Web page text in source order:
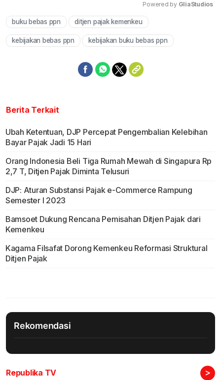
Powered by GliaStudios
buku bebas ppn ditjen pajak kemenkeu
kebijakan bebas ppn kebijakan buku bebas ppn
Berita Terkait
Ubah Ketentuan, DJP Percepat Pengembalian Kelebihan
Bayar Pajak Jadi 15 Hari
Orang Indonesia Beli Tiga Rumah Mewah di Singapura Rp
2,7 T, Ditjen Pajak Diminta Telusuri
DJP: Aturan Substansi Pajak e-Commerce Rampung
Semester I 2023
Bamsoet Dukung Rencana Pemisahan Ditjen Pajak dari
Kemenkeu
Kagama Filsafat Dorong Kemenkeu Reformasi Struktural
Ditjen Pajak
Rekomendasi
Republika TV >